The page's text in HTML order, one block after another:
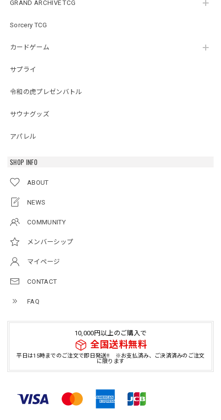
GRAND ARCHIVE TCG
Sorcery TCG
カードゲーム
サプライ
令和の虎プレゼンバトル
サウナグッズ
アパレル
SHOP INFO
ABOUT
NEWS
COMMUNITY
メンバーシップ
マイページ
CONTACT
FAQ
10,000円以上のご購入で
全国送料無料
平日は15時までのご注文で即日発送!! ※お支払済み、ご決済済みのご注文
に限ります